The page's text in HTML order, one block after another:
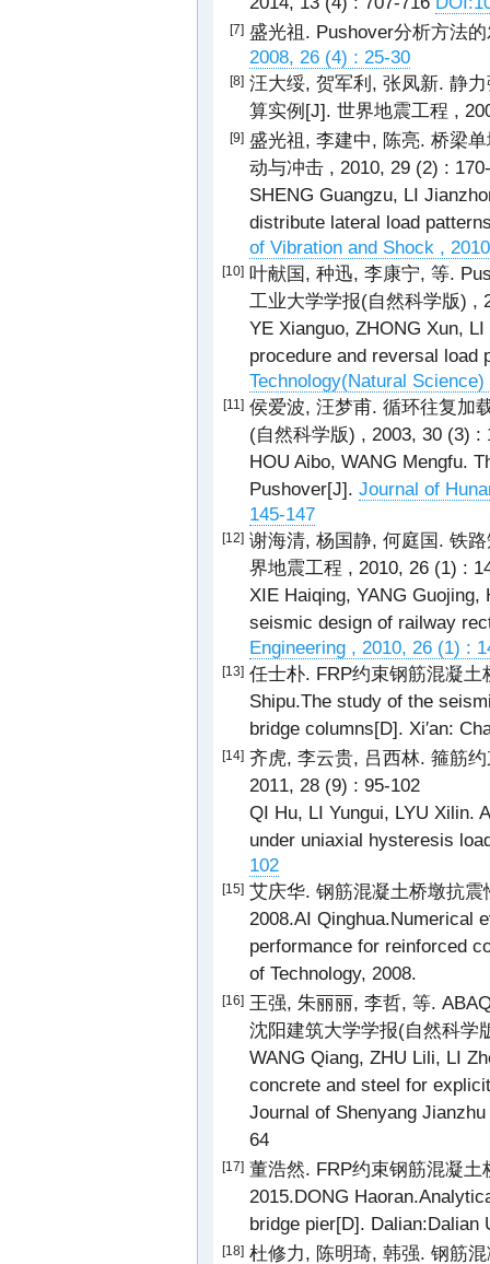
[7] 盛光祖. Pushover分析方法
2008, 26 (4) : 25-30
[8] 汪大绥, 贺军利, 张凤新. 静
算实例[J]. 世界地震工程 ,
[9] 盛光祖, 李建中, 陈亮. 桥梁
动与冲击 , 2010, 29 (2) :
SHENG Guangzu, LI
distribute lateral load
of Vibration and Shock ,
[10] 叶献国, 种迅, 李康宁, 等.
工业大学学报(自然科学版) ,
YE Xianguo, ZHONG Xun,
procedure and reversal load
Technology(Natural
[11] 侯爱波, 汪梦甫. 循环往复加
(自然科学版) , 2003, 30 (3) :
HOU Aibo, WANG Mengfu.
Pushover[J]. Journal of
145-147
[12] 谢海清, 杨国静, 何庭国. 铁
界地震工程 , 2010, 26 (1) :
XIE Haiqing, YANG
seismic design of railway
Engineering , 2010, 26 (1) :
[13] 任士朴. FRP约束钢筋混凝
Shipu.The study of the
bridge columns[D]. Xi′an:
[14] 齐虎, 李云贵, 吕西林. 箍筋
2011, 28 (9) : 95-102
QI Hu, LI Yungui, LYU Xilin.
under uniaxial hysteresis
102
[15] 艾庆华. 钢筋混凝土桥墩抗
2008.AI Qinghua.Numerical
performance for reinforced
of Technology, 2008.
[16] 王强, 朱丽丽, 李哲, 等.
沈阳建筑大学学报(自然科学
WANG Qiang, ZHU Lili, LI
concrete and steel for
Journal of Shenyang
64
[17] 董浩然. FRP约束钢筋混凝
2015.DONG
bridge pier[D]. Dalian:Dalian
[18] 杜修力, 陈明琦, 韩强. 钢筋